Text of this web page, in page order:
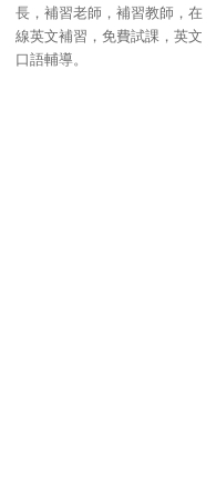
長，補習老師，補習教師，在
線英文補習，免費試課，英文
口語輔導。